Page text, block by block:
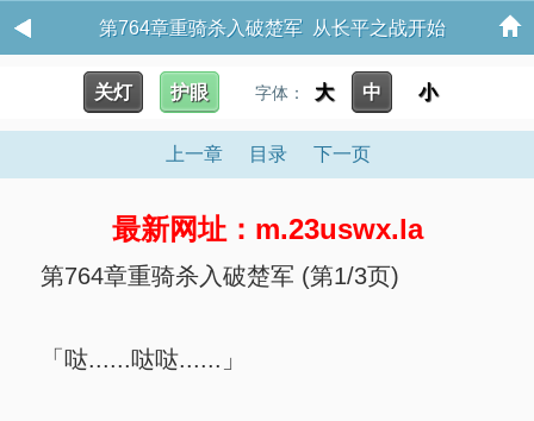
第764章重骑杀入破楚军 从长平之战开始
关灯 护眼 字体： 大 中 小
上一章 目录 下一页
最新网址：m.23uswx.la
第764章重骑杀入破楚军 (第1/3页)
「哒......哒哒......」